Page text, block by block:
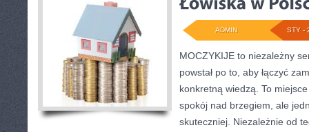
STY -
ADMIN
MOCZYKIJE to niezależny
powstał po to, aby łączyć
konkretną wiedzą. To
spokój nad brzegiem, ale
skuteczniej. Niezależnie od